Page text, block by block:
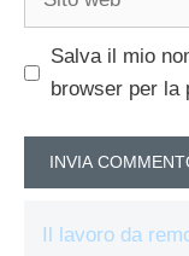
Salva il mio
browser per la
Il lavoro da